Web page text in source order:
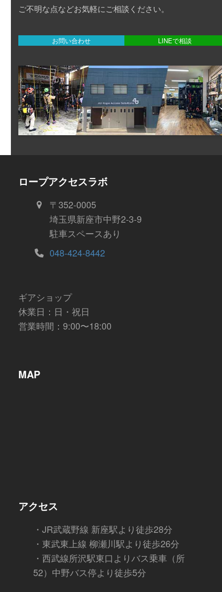
ご不明な点などお気軽にご相談ください。
お問い合わせ LINEで相談
ロープアクセスラボ
〒352-0005
埼玉県新座市中野2-3-9
駐車スペースあり
048-424-8442
ギアショップ
休業日：日・祝日
営業時間：9:00〜18:00
MAP
アクセス
・JR武蔵野線 新座駅より徒歩28分
・東武東上線 柳瀬川駅より徒歩26分
・西武線所沢駅東口よりバス乗車（所
52）中野バス停より徒歩5分